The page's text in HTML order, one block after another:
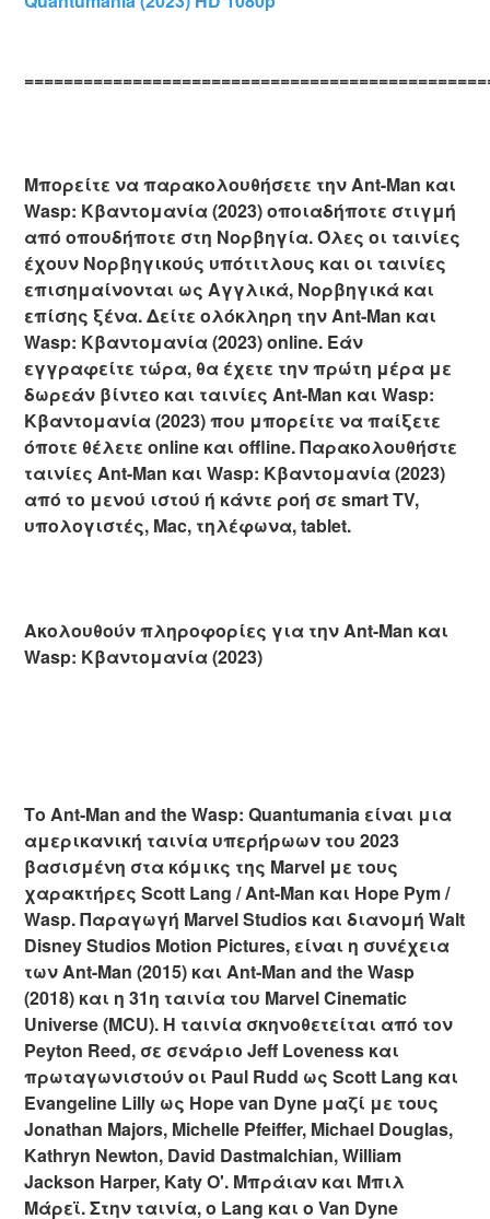
Μπορείτε να παρακολουθήσετε την Ant-Man και
Wasp: Κβαντομανία (2023) οποιαδήποτε στιγμή
από οπουδήποτε στη Νορβηγία. Όλες οι ταινίες
έχουν Νορβηγικούς υπότιτλους και οι ταινίες
επισημαίνονται ως Αγγλικά, Νορβηγικά και
επίσης ξένα. Δείτε ολόκληρη την Ant-Man και
Wasp: Κβαντομανία (2023) online. Εάν
εγγραφείτε τώρα, θα έχετε την πρώτη μέρα με
δωρεάν βίντεο και ταινίες Ant-Man και Wasp:
Κβαντομανία (2023) που μπορείτε να παίξετε
όποτε θέλετε online και offline. Παρακολουθήστε
ταινίες Ant-Man και Wasp: Κβαντομανία (2023)
από το μενού ιστού ή κάντε ροή σε smart TV,
υπολογιστές, Mac, τηλέφωνα, tablet.
Ακολουθούν πληροφορίες για την Ant-Man και
Wasp: Κβαντομανία (2023)
Το Ant-Man and the Wasp: Quantumania είναι μια
αμερικανική ταινία υπερήρωων του 2023
βασισμένη στα κόμικς της Marvel με τους
χαρακτήρες Scott Lang / Ant-Man και Hope Pym /
Wasp. Παραγωγή Marvel Studios και διανομή Walt
Disney Studios Motion Pictures, είναι η συνέχεια
των Ant-Man (2015) και Ant-Man and the Wasp
(2018) και η 31η ταινία του Marvel Cinematic
Universe (MCU). Η ταινία σκηνοθετείται από τον
Peyton Reed, σε σενάριο Jeff Loveness και
πρωταγωνιστούν οι Paul Rudd ως Scott Lang και
Evangeline Lilly ως Hope van Dyne μαζί με τους
Jonathan Majors, Michelle Pfeiffer, Michael Douglas,
Kathryn Newton, David Dastmalchian, William
Jackson Harper, Katy O'. Μπράιαν και Μπιλ
Μάρεϊ. Στην ταινία, ο Lang και ο Van Dyne